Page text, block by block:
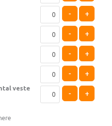
- +
- +
- +
- +
veste
- +